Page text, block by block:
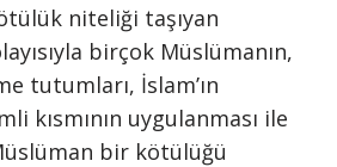
niteliği taşıyan
birçok Müslümanın,
tutumları, İslam’ın
kısmının uygulanması ile
bir kötülüğü